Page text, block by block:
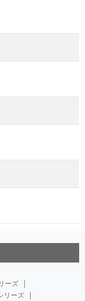
ーズ
リーズ